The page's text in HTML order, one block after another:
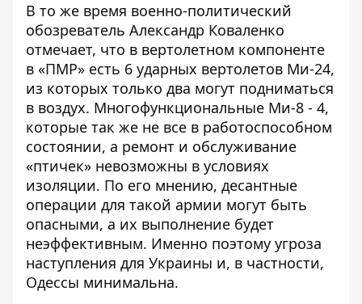
В то же время военно-политический
обозреватель Александр Коваленко
отмечает, что в вертолетном компоненте
в «ПМР» есть 6 ударных вертолетов Ми-24,
из которых только два могут подниматься
в воздух. Многофункциональные Ми-8 - 4,
которые так же не все в работоспособном
состоянии, а ремонт и обслуживание
«птичек» невозможны в условиях
изоляции. По его мнению, десантные
операции для такой армии могут быть
опасными, а их выполнение будет
неэффективным. Именно поэтому угроза
наступления для Украины и, в частности,
Одессы минимальна.